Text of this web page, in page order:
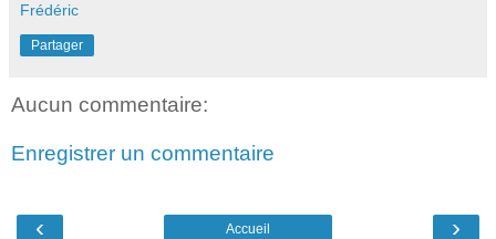
Frédéric
Partager
Aucun commentaire:
Enregistrer un commentaire
‹ ›
Accueil